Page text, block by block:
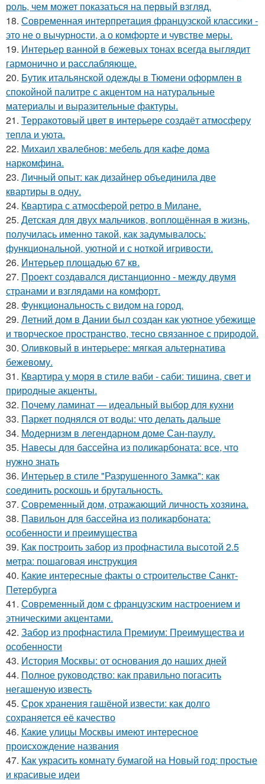
роль, чем может показаться на первый взгляд.
18. Современная интерпретация французской классики -
это не о вычурности, а о комфорте и чувстве меры.
19. Интерьер ванной в бежевых тонах всегда выглядит
гармонично и расслабляюще.
20. Бутик итальянской одежды в Тюмени оформлен в
спокойной палитре с акцентом на натуральные
материалы и выразительные фактуры.
21. Терракотовый цвет в интерьере создаёт атмосферу
тепла и уюта.
22. Михаил хвалебнов: мебель для кафе дома
наркомфина.
23. Личный опыт: как дизайнер объединила две
квартиры в одну.
24. Квартира с атмосферой ретро в Милане.
25. Детская для двух мальчиков, воплощённая в жизнь,
получилась именно такой, как задумывалось:
функциональной, уютной и с ноткой игривости.
26. Интерьер площадью 67 кв.
27. Проект создавался дистанционно - между двумя
странами и взглядами на комфорт.
28. Функциональность с видом на город.
29. Летний дом в Дании был создан как уютное убежище
и творческое пространство, тесно связанное с природой.
30. Оливковый в интерьере: мягкая альтернатива
бежевому.
31. Квартира у моря в стиле ваби - саби: тишина, свет и
природные акценты.
32. Почему ламинат — идеальный выбор для кухни
33. Паркет поднялся от воды: что делать дальше
34. Модернизм в легендарном доме Сан-паулу.
35. Навесы для бассейна из поликарбоната: все, что
нужно знать
36. Интерьер в стиле "Разрушенного Замка": как
соединить роскошь и брутальность.
37. Современный дом, отражающий личность хозяина.
38. Павильон для бассейна из поликарбоната:
особенности и преимущества
39. Как построить забор из профнастила высотой 2.5
метра: пошаговая инструкция
40. Какие интересные факты о строительстве Санкт-
Петербурга
41. Современный дом с французским настроением и
этническими акцентами.
42. Забор из профнастила Премиум: Преимущества и
особенности
43. История Москвы: от основания до наших дней
44. Полное руководство: как правильно погасить
негашеную известь
45. Срок хранения гашёной извести: как долго
сохраняется её качество
46. Какие улицы Москвы имеют интересное
происхождение названия
47. Как украсить комнату бумагой на Новый год: простые
и красивые идеи